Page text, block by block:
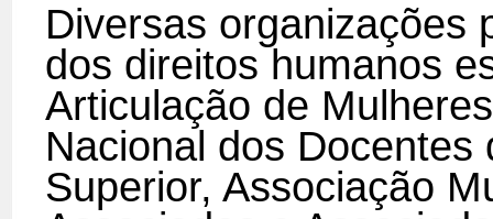
Diversas organizações
dos direitos humanos
Articulação de
Nacional dos
Superior, Associação